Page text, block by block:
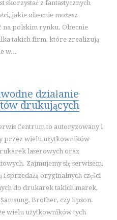
I REKREACYJNE
CATERING
PRAWNE
skorzystać z fantastycznych
jakie obecnie możesz
na polskim rynku. Obecnie
takich firm, które zrealizują
w...
działanie
drukujących
Centrum to autoryzowany i
przez wielu użytkowników
laserowych oraz
Zajmujemy się serwisem,
i sprzedażą oryginalnych części
do drukarek takich marek,
Brother, czy Epson.
wielu użytkowników tych